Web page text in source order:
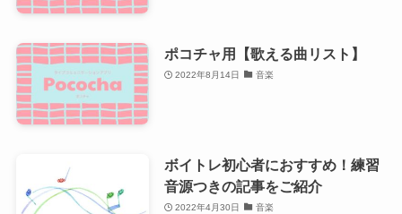
ポコチャ用【歌える曲リスト】
2022年8月14日 音楽
ボイトレ初心者におすすめ！練習
音源つきの記事をご紹介
2022年4月30日 音楽